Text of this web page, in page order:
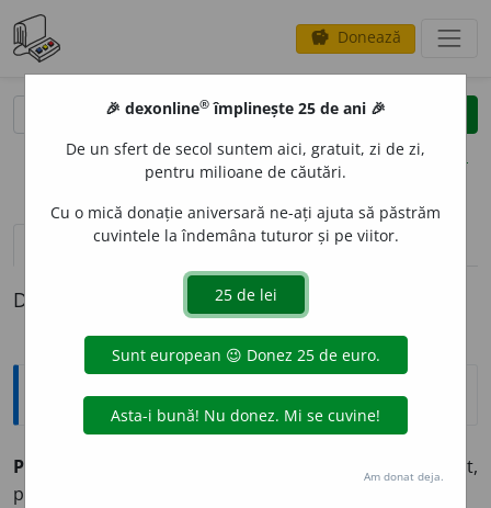
savings Donează
clear
opțiuni
definiții (1) pronunțievolume_up (1)
Definiția cu ID-ul 72189:
Antonime
Posterior
≠ antecedent, anterior, precedent,
premergător
🎉 dexonline® împlinește 25 de ani 🎉
De un sfert de secol suntem aici, gratuit, zi de zi,
pentru milioane de căutări.
Cu o mică donație aniversară ne-ați ajuta să păstrăm
cuvintele la îndemâna tuturor și pe viitor.
Am donat deja.